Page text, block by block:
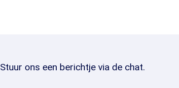
ons een berichtje via de chat.